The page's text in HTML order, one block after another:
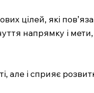
цілей, які
напрямку і
але і сприяє